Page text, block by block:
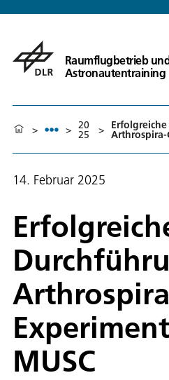
Raumflugbetrieb
Astronautentraining
> > 20
25 > Arthrospira-
14. Februar 2025
MUSC